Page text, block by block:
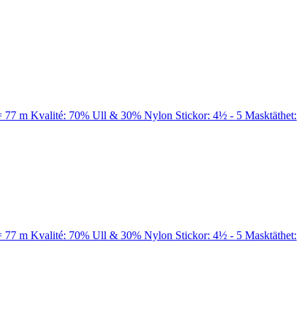
77 m Kvalité: 70% Ull & 30% Nylon Stickor: 4½ - 5 Masktäthet:
77 m Kvalité: 70% Ull & 30% Nylon Stickor: 4½ - 5 Masktäthet: